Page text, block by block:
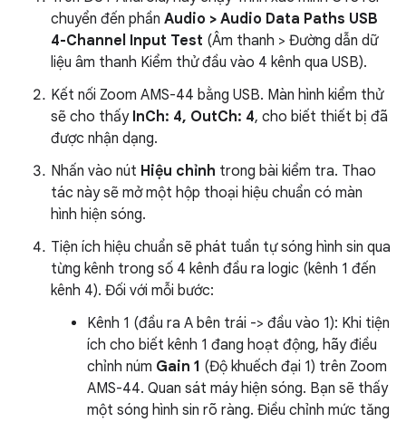
chuyển đến phần Audio > Audio Data Paths USB
4-Channel Input Test (Âm thanh > Đường dẫn dữ
liệu âm thanh Kiểm thử đầu vào 4 kênh qua USB).
Kết nối Zoom AMS-44 bằng USB. Màn hình kiểm thử
sẽ cho thấy InCh: 4, OutCh: 4, cho biết thiết bị đã
được nhận dạng.
Nhấn vào nút Hiệu chỉnh trong bài kiểm tra. Thao
tác này sẽ mở một hộp thoại hiệu chuẩn có màn
hình hiện sóng.
Tiện ích hiệu chuẩn sẽ phát tuần tự sóng hình sin qua
từng kênh trong số 4 kênh đầu ra logic (kênh 1 đến
kênh 4). Đối với mỗi bước:
Kênh 1 (đầu ra A bên trái -> đầu vào 1): Khi tiện
ích cho biết kênh 1 đang hoạt động, hãy điều
chỉnh núm Gain 1 (Độ khuếch đại 1) trên Zoom
AMS-44. Quan sát máy hiện sóng. Bạn sẽ thấy
một sóng hình sin rõ ràng. Điều chỉnh mức tăng